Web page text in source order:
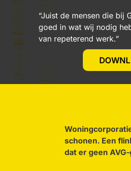
“Juist de mensen die bij
goed in wat wij nodig
van repeterend werk.”
schonen. Een
dat er geen